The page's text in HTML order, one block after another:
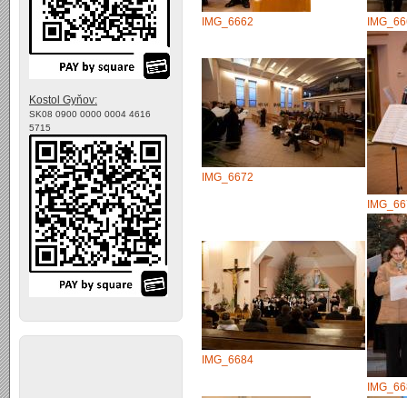
IMG_6662
IMG_6672
IMG_6684
Kostol Gyňov:
SK08 0900 0000 0004 4616
5715